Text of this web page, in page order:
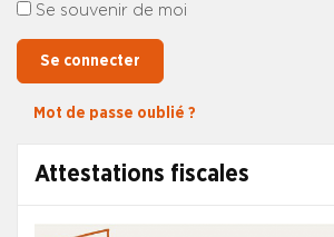
Attestations fiscales
Se souvenir de moi
Se connecter
Mot de passe oublié ?